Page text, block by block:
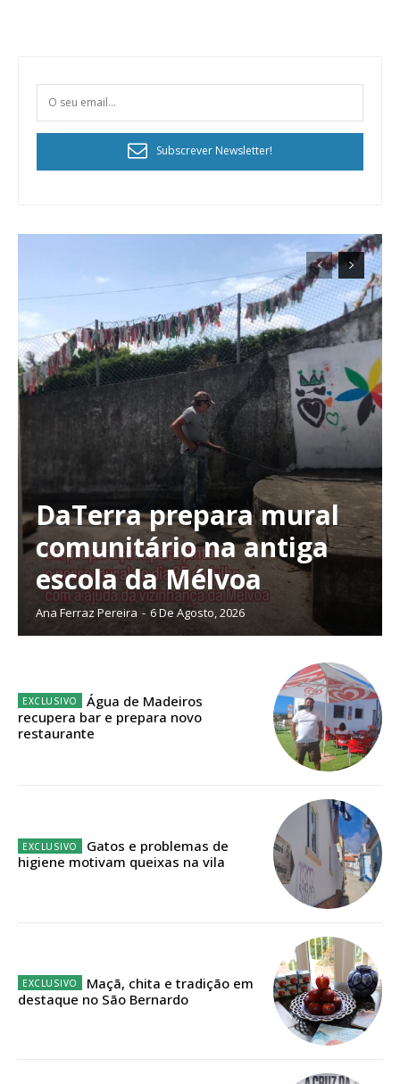
Planos de Assinatura
Faça-se assinante do Região de Cister e ajude-nos a manter este serviço
Sendo assinante terá acesso a todos os conteúdos exclusivos e versões
12 meses
Subscrever Newsletter!
DaTerra prepara mural
comunitário na antiga
escola da Mélvoa
Ana Ferraz Pereira - 6 De Agosto, 2026
Água de Madeiros
recupera bar e prepara novo
restaurante
Gatos e problemas de
higiene motivam queixas na vila
Maçã, chita e tradição em
destaque no São Bernardo